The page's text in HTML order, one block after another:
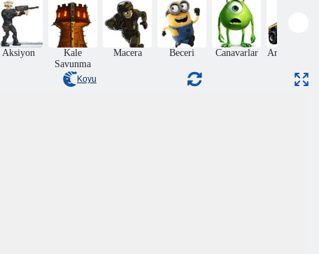
Hedefi Çevir Penaltı Vuruşu Futbol 2026
Aksiyon
Kale
Savunma
Macera Beceri Canavarlar Araba yarışı
Koyu